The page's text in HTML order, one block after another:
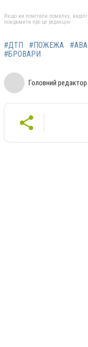
Якщо ви помітили помилку,
повідомити про це редакцію
#ДТП #ПОЖЕЖА
#БРОВАРИ
Головний редактор